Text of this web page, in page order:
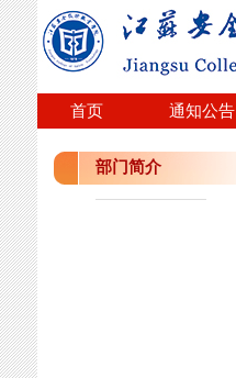
首页 通知公告
部门简介